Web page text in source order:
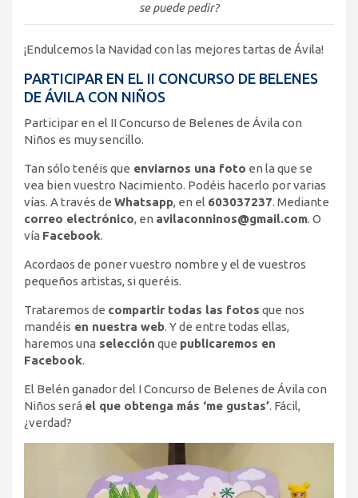
se puede pedir?
¡Endulcemos la Navidad con las mejores tartas de Ávila!
PARTICIPAR EN EL II CONCURSO DE BELENES
DE ÁVILA CON NIÑOS
Participar en el II Concurso de Belenes de Ávila con
Niños es muy sencillo.
Tan sólo tenéis que enviarnos una foto en la que se
vea bien vuestro Nacimiento. Podéis hacerlo por varias
vías. A través de Whatsapp, en el 603037237. Mediante
correo electrónico, en avilaconninos@gmail.com. O
vía Facebook.
Acordaos de poner vuestro nombre y el de vuestros
pequeños artistas, si queréis.
Trataremos de compartir todas las fotos que nos
mandéis en nuestra web. Y de entre todas ellas,
haremos una selección que publicaremos en
Facebook.
El Belén ganador del I Concurso de Belenes de Ávila con
Niños será el que obtenga más ‘me gustas’. Fácil,
¿verdad?